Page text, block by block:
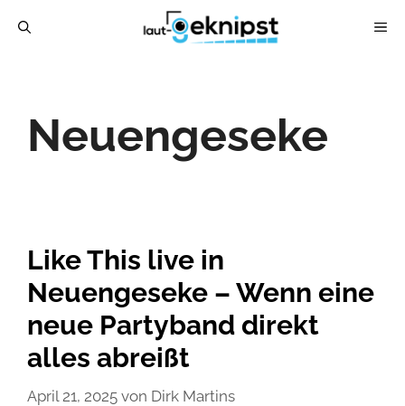
Neuengeseke
Like This live in
Neuengeseke – Wenn eine
neue Partyband direkt
alles abreißt
April 21, 2025 von Dirk Martins